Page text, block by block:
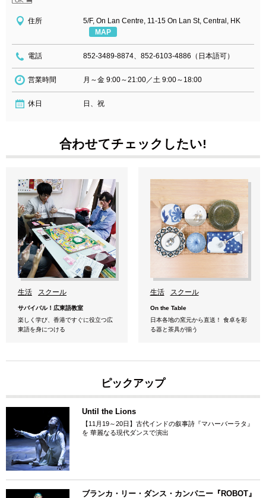
住所
5/F, On Lan Centre, 11-15 On Lan St, Central, HK
MAP
電話 852-3489-8874、852-6103-4886（日本語可）
営業時間 月～金 9:00～21:00／土 9:00～18:00
休日 日、祝
合わせてチェックしたい!
生活 スクール
サバイバル！広東語教室
楽しく学び、香港ですぐに役立つ広
東語を身につける
生活 スクール
On the Table
日本各地の窯元から直送！ 食卓を彩
る器と茶具が揃う
ピックアップ
Until the Lions
【11月19～20日】古代インドの叙事詩『マハーバーラタ』
を 華麗なる現代ダンスで演出
ブランカ・リー・ダンス・カンパニー『ROBOT』